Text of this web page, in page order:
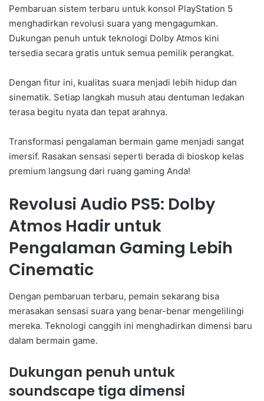
Pembaruan sistem terbaru untuk konsol PlayStation 5
menghadirkan revolusi suara yang mengagumkan.
Dukungan penuh untuk teknologi Dolby Atmos kini
tersedia secara gratis untuk semua pemilik perangkat.
Dengan fitur ini, kualitas suara menjadi lebih hidup dan
sinematik. Setiap langkah musuh atau dentuman ledakan
terasa begitu nyata dan tepat arahnya.
Transformasi pengalaman bermain game menjadi sangat
imersif. Rasakan sensasi seperti berada di bioskop kelas
premium langsung dari ruang gaming Anda!
Revolusi Audio PS5: Dolby
Atmos Hadir untuk
Pengalaman Gaming Lebih
Cinematic
Dengan pembaruan terbaru, pemain sekarang bisa
merasakan sensasi suara yang benar-benar mengelilingi
mereka. Teknologi canggih ini menghadirkan dimensi baru
dalam bermain game.
Dukungan penuh untuk
soundscape tiga dimensi